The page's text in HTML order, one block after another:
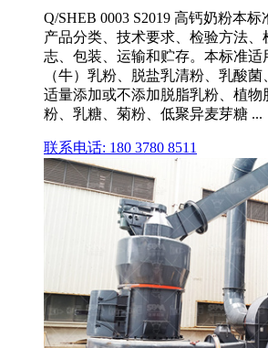
Q/SHEB 0003 S2019 高钙奶粉本
产品分类、技术要求、检验方法
志、包装、运输和贮存。本标准适
（牛）乳粉、脱盐乳清粉、乳酸
适量添加或不添加脱脂乳粉、植物
粉、乳糖、菊粉、低聚异麦芽糖 ...
联系电话: 180 3780 8511